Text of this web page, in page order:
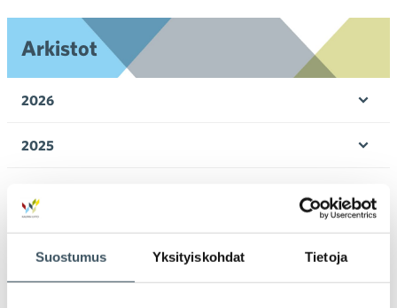
Suostumus Yksityiskohdat Tietoja
Arkistot
2026
2025
2023
2022